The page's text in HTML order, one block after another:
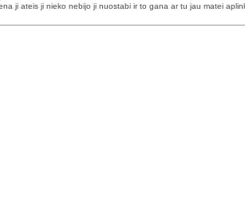
ji ateis ji nieko nebijo ji nuostabi ir to gana ar tu jau matei